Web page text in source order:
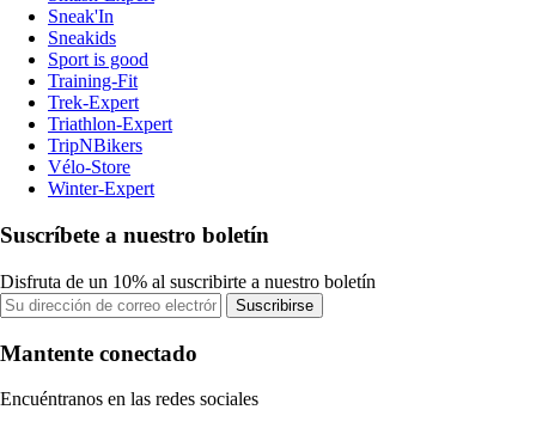
Sneak'In
Sneakids
Sport is good
Training-Fit
Trek-Expert
Triathlon-Expert
TripNBikers
Vélo-Store
Winter-Expert
Suscríbete a nuestro boletín
Disfruta de un 10% al suscribirte a nuestro boletín
Suscribirse
Mantente conectado
Encuéntranos en las redes sociales